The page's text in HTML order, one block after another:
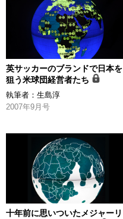
英サッカーのブランドで日本を
狙う米球団経営者たち
執筆者： 生島淳
2007年9月号
十年前に思いついたメジャーリ